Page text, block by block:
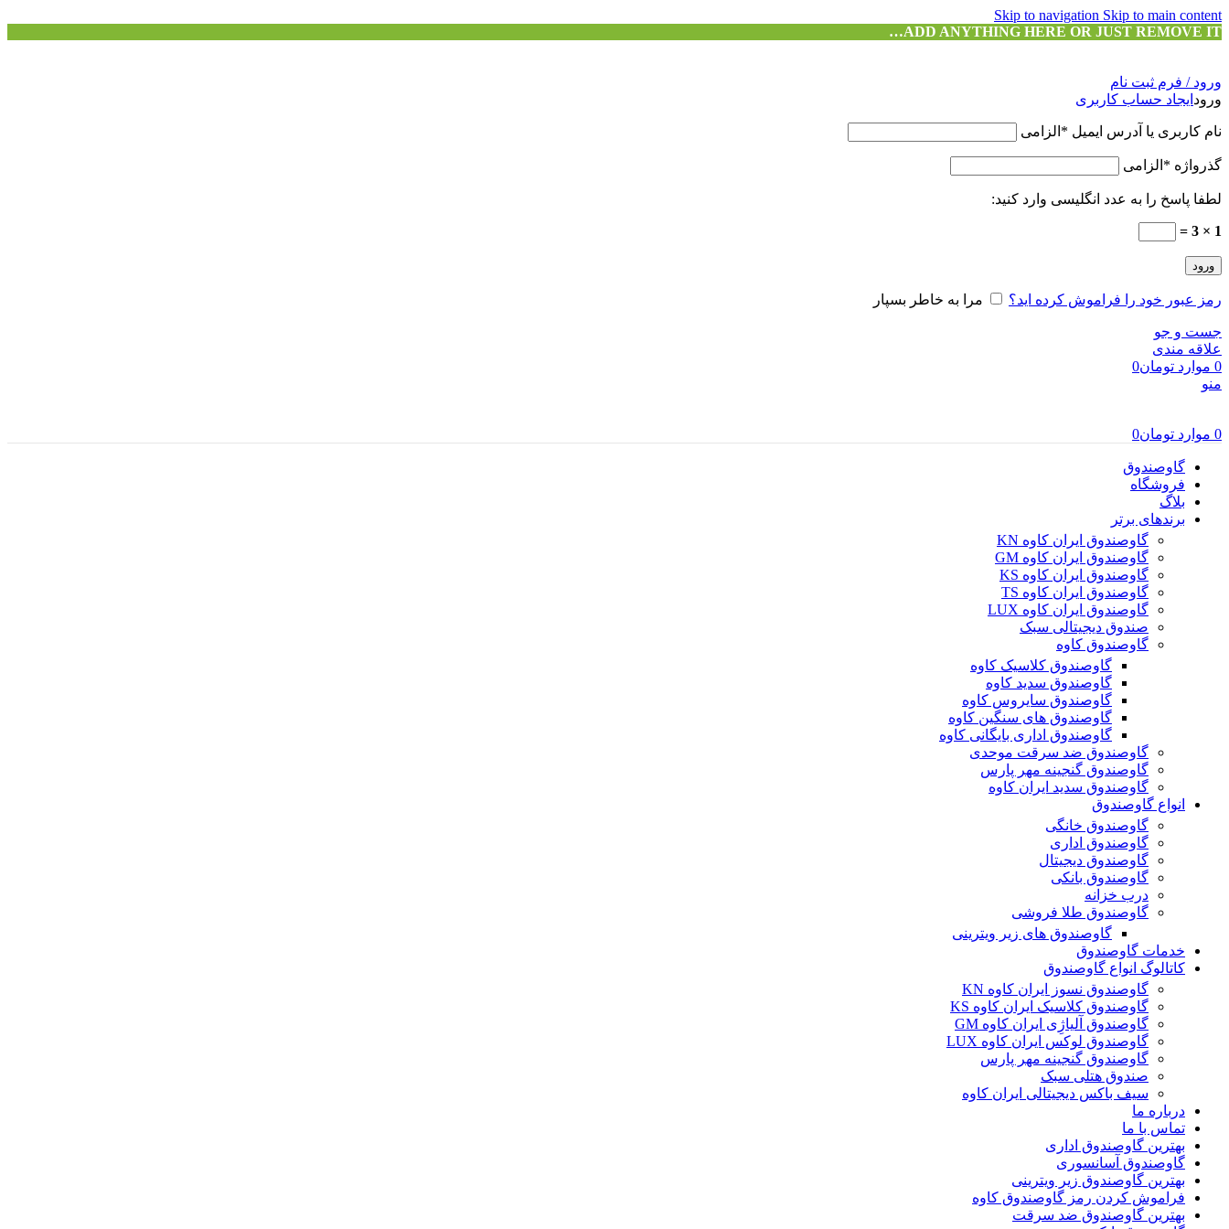
Skip to navigation Skip to main content
ADD ANYTHING HERE OR JUST REMOVE IT…
ورود / فرم ثبت نام
ورود ایجاد حساب کاربری
نام کاربری یا آدرس ایمیل * الزامی
گذرواژه * الزامی
لطفا پاسخ را به عدد انگلیسی وارد کنید:
1 × 3 =
ورود
رمز عبور خود را فراموش کرده اید؟ مرا به خاطر بسپار
جست و جو
علاقه مندی
0 موارد تومان0
منو
0 موارد تومان0
گاوصندوق
فروشگاه
بلاگ
برندهای برتر
گاوصندوق ایران کاوه KN
گاوصندوق ایران کاوه GM
گاوصندوق ایران کاوه KS
گاوصندوق ایران کاوه TS
گاوصندوق ایران کاوه LUX
صندوق دیجیتالی سبک
گاوصندوق کاوه
گاوصندوق کلاسیک کاوه
گاوصندوق سدید کاوه
گاوصندوق سایروس کاوه
گاوصندوق های سنگین کاوه
گاوصندوق اداری بایگانی کاوه
گاوصندوق ضد سرقت موحدی
گاوصندوق گنجینه مهر پارس
گاوصندوق سدید ایران کاوه
انواع گاوصندوق
گاوصندوق خانگی
گاوصندوق اداری
گاوصندوق دیجیتال
گاوصندوق بانکی
درب خزانه
گاوصندوق طلا فروشی
گاوصندوق های زیر ویترینی
خدمات گاوصندوق
کاتالوگ انواع گاوصندوق
گاوصندوق نسوز ایران کاوه KN
گاوصندوق کلاسیک ایران کاوه KS
گاوصندوق آلیاژِی ایران کاوه GM
گاوصندوق لوکس ایران کاوه LUX
گاوصندوق گنجینه مهر پارس
صندوق هتلی سبک
سیف باکس دیجیتالی ایران کاوه
درباره ما
تماس با ما
بهترین گاوصندوق اداری
گاوصندوق آسانسوری
بهترین گاوصندوق زیر ویترینی
فراموش کردن رمز گاوصندوق کاوه
بهترین گاوصندوق ضد سرقت